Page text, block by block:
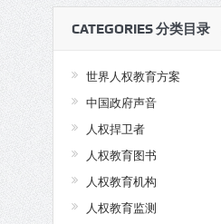
CATEGORIES 分类目录
世界人权教育方案
中国政府声音
人权捍卫者
人权教育图书
人权教育机构
人权教育监测